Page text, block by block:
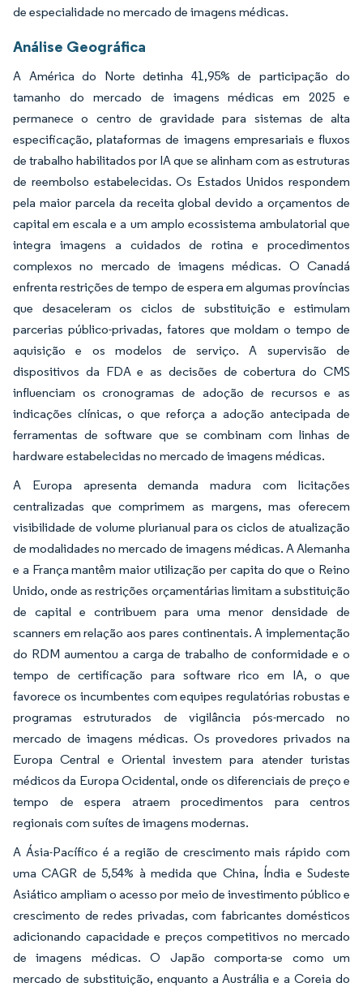
de especialidade no mercado de imagens médicas.
Análise Geográfica
A América do Norte detinha 41,95% de participação do
tamanho do mercado de imagens médicas em 2025 e
permanece o centro de gravidade para sistemas de alta
especificação, plataformas de imagens empresariais e fluxos
de trabalho habilitados por IA que se alinham com as estruturas
de reembolso estabelecidas. Os Estados Unidos respondem
pela maior parcela da receita global devido a orçamentos de
capital em escala e a um amplo ecossistema ambulatorial que
integra imagens a cuidados de rotina e procedimentos
complexos no mercado de imagens médicas. O Canadá
enfrenta restrições de tempo de espera em algumas províncias
que desaceleram os ciclos de substituição e estimulam
parcerias público-privadas, fatores que moldam o tempo de
aquisição e os modelos de serviço. A supervisão de
dispositivos da FDA e as decisões de cobertura do CMS
influenciam os cronogramas de adoção de recursos e as
indicações clínicas, o que reforça a adoção antecipada de
ferramentas de software que se combinam com linhas de
hardware estabelecidas no mercado de imagens médicas.
A Europa apresenta demanda madura com licitações
centralizadas que comprimem as margens, mas oferecem
visibilidade de volume plurianual para os ciclos de atualização
de modalidades no mercado de imagens médicas. A Alemanha
e a França mantêm maior utilização per capita do que o Reino
Unido, onde as restrições orçamentárias limitam a substituição
de capital e contribuem para uma menor densidade de
scanners em relação aos pares continentais. A implementação
do RDM aumentou a carga de trabalho de conformidade e o
tempo de certificação para software rico em IA, o que
favorece os incumbentes com equipes regulatórias robustas e
programas estruturados de vigilância pós-mercado no
mercado de imagens médicas. Os provedores privados na
Europa Central e Oriental investem para atender turistas
médicos da Europa Ocidental, onde os diferenciais de preço e
tempo de espera atraem procedimentos para centros
regionais com suítes de imagens modernas.
A Ásia-Pacífico é a região de crescimento mais rápido com
uma CAGR de 5,54% à medida que China, Índia e Sudeste
Asiático ampliam o acesso por meio de investimento público e
crescimento de redes privadas, com fabricantes domésticos
adicionando capacidade e preços competitivos no mercado
de imagens médicas. O Japão comporta-se como um
mercado de substituição, enquanto a Austrália e a Coreia do